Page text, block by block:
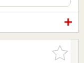
お気に入
りに追加